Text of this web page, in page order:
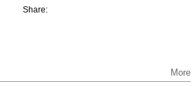
Share:
More